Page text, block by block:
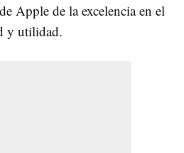
Apple de la excelencia en el
y utilidad.